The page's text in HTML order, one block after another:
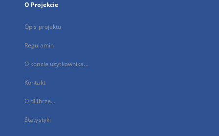
O Projekcie
Opis projektu
Regulamin
O koncie użytkownika...
Kontakt
O dLibrze...
Statystyki